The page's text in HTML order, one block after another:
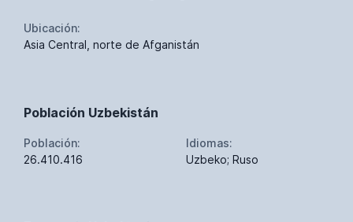
Ubicación:
Asia Central, norte de Afganistán
Población Uzbekistán
Población:
26.410.416
Idiomas:
Uzbeko; Ruso